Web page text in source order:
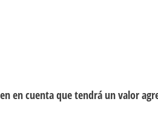
en cuenta que tendrá un valor